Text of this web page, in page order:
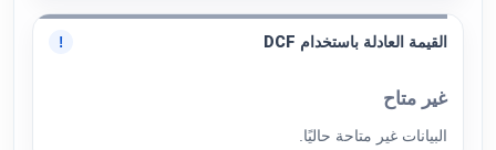
القيمة العادلة باستخدام DCF !
غير متاح
البيانات غير متاحة حاليًا.